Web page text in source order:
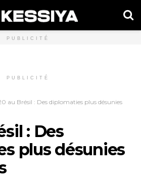
PUBLICITÉ
PUBLICITÉ
au Brésil : Des diplomaties plus désunies
: Des
plus désunies